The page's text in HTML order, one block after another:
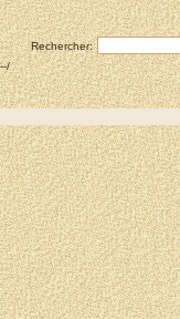
Rechercher:
--/